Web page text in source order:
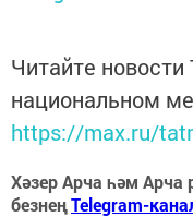
Читайте новости
национальном
https://max.ru/
Хәзер Арча һәм
безнеңTelegram-